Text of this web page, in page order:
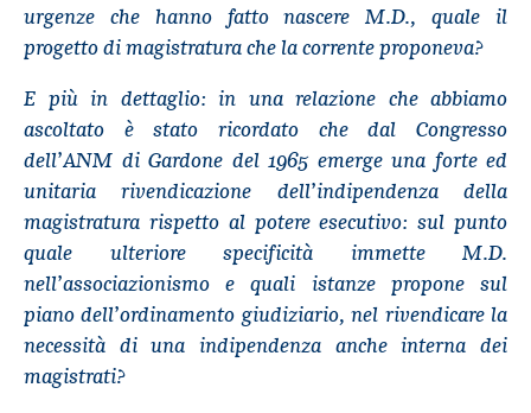
urgenze che hanno fatto nascere M.D., quale il
progetto di magistratura che la corrente proponeva?
E più in dettaglio: in una relazione che abbiamo
ascoltato è stato ricordato che dal Congresso
dell’ANM di Gardone del 1965 emerge una forte ed
unitaria rivendicazione dell’indipendenza della
magistratura rispetto al potere esecutivo: sul punto
quale ulteriore specificità immette M.D.
nell’associazionismo e quali istanze propone sul
piano dell’ordinamento giudiziario, nel rivendicare la
necessità di una indipendenza anche interna dei
magistrati?